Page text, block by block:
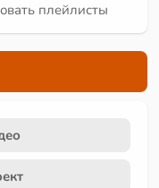
плейлисты